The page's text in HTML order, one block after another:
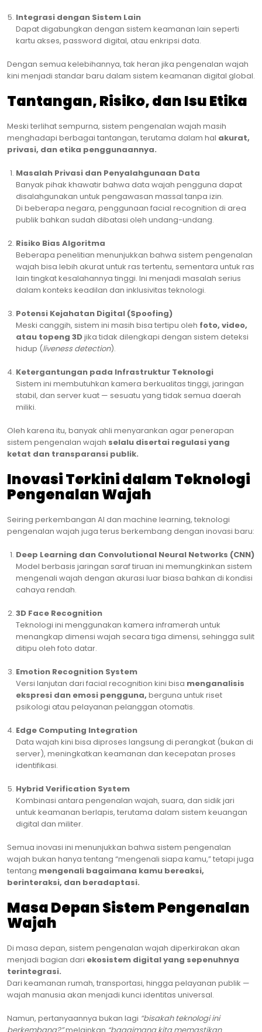
Integrasi dengan Sistem Lain
Dapat digabungkan dengan sistem keamanan lain seperti
kartu akses, password digital, atau enkripsi data.
Dengan semua kelebihannya, tak heran jika pengenalan wajah
kini menjadi standar baru dalam sistem keamanan digital global.
Tantangan, Risiko, dan Isu Etika
Meski terlihat sempurna, sistem pengenalan wajah masih
menghadapi berbagai tantangan, terutama dalam hal akurat,
privasi, dan etika penggunaannya.
Masalah Privasi dan Penyalahgunaan Data
Banyak pihak khawatir bahwa data wajah pengguna dapat
disalahgunakan untuk pengawasan massal tanpa izin.
Di beberapa negara, penggunaan facial recognition di area
publik bahkan sudah dibatasi oleh undang-undang.
Risiko Bias Algoritma
Beberapa penelitian menunjukkan bahwa sistem pengenalan
wajah bisa lebih akurat untuk ras tertentu, sementara untuk ras
lain tingkat kesalahannya tinggi. Ini menjadi masalah serius
dalam konteks keadilan dan inklusivitas teknologi.
Potensi Kejahatan Digital (Spoofing)
Meski canggih, sistem ini masih bisa tertipu oleh foto, video,
atau topeng 3Djika tidak dilengkapi dengan sistem deteksi
hidup (liveness detection).
Ketergantungan pada Infrastruktur Teknologi
Sistem ini membutuhkan kamera berkualitas tinggi, jaringan
stabil, dan server kuat — sesuatu yang tidak semua daerah
miliki.
Oleh karena itu, banyak ahli menyarankan agar penerapan
sistem pengenalan wajah selalu disertai regulasi yang
ketat dan transparansi publik.
Inovasi Terkini dalam Teknologi
Pengenalan Wajah
Seiring perkembangan AI dan machine learning, teknologi
pengenalan wajah juga terus berkembang dengan inovasi baru:
Deep Learning dan Convolutional Neural Networks (CNN)
Model berbasis jaringan saraf tiruan ini memungkinkan sistem
mengenali wajah dengan akurasi luar biasa bahkan di kondisi
cahaya rendah.
3D Face Recognition
Teknologi ini menggunakan kamera inframerah untuk
menangkap dimensi wajah secara tiga dimensi, sehingga sulit
ditipu oleh foto datar.
Emotion Recognition System
Versi lanjutan dari facial recognition kini bisa menganalisis
ekspresi dan emosi pengguna, berguna untuk riset
psikologi atau pelayanan pelanggan otomatis.
Edge Computing Integration
Data wajah kini bisa diproses langsung di perangkat (bukan di
server), meningkatkan keamanan dan kecepatan proses
identifikasi.
Hybrid Verification System
Kombinasi antara pengenalan wajah, suara, dan sidik jari
untuk keamanan berlapis, terutama dalam sistem keuangan
digital dan militer.
Semua inovasi ini menunjukkan bahwa sistem pengenalan
wajah bukan hanya tentang “mengenali siapa kamu,” tetapi juga
tentang mengenali bagaimana kamu bereaksi,
berinteraksi, dan beradaptasi.
Masa Depan Sistem Pengenalan
Wajah
Di masa depan, sistem pengenalan wajah diperkirakan akan
menjadi bagian dari ekosistem digital yang sepenuhnya
terintegrasi.
Dari keamanan rumah, transportasi, hingga pelayanan publik —
wajah manusia akan menjadi kunci identitas universal.
Namun, pertanyaannya bukan lagi “bisakah teknologi ini